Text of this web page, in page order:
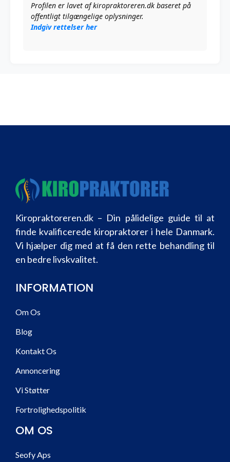
Profilen er lavet af kiropraktoreren.dk baseret på
offentligt tilgængelige oplysninger.
Indgiv rettelser her
Kiropraktoreren.dk – Din pålidelige guide til at
finde kvalificerede kiropraktorer i hele Danmark.
Vi hjælper dig med at få den rette behandling til
en bedre livskvalitet.
INFORMATION
Om Os
Blog
Kontakt Os
Annoncering
Vi Støtter
Fortrolighedspolitik
OM OS
Seofy Aps